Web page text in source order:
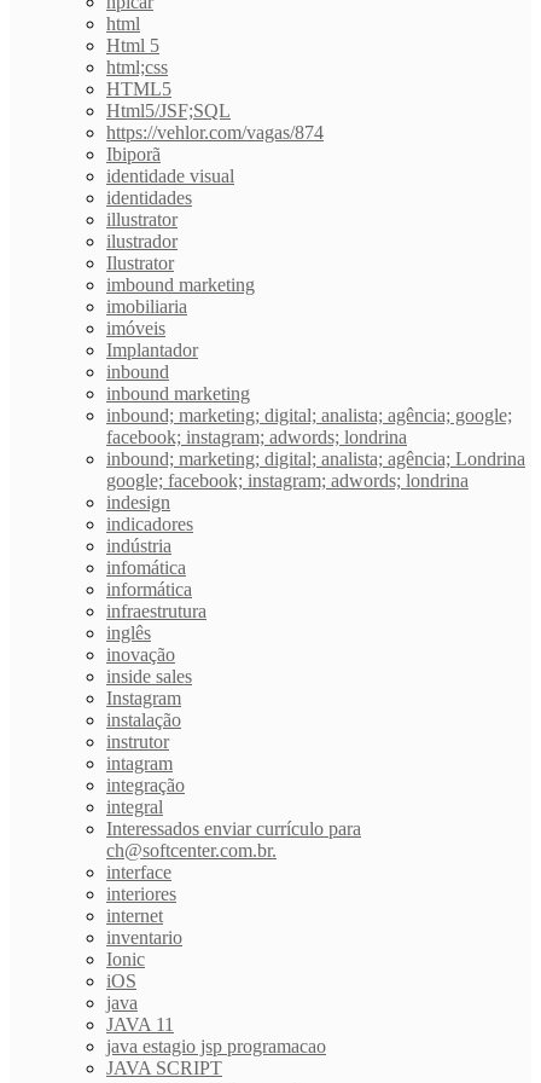
html
Html 5
html;css
HTML5
Html5/JSF;SQL
https://vehlor.com/vagas/874
Ibiporã
identidade visual
identidades
illustrator
ilustrador
Ilustrator
imbound marketing
imobiliaria
imóveis
Implantador
inbound
inbound marketing
inbound; marketing; digital; analista; agência; google;
facebook; instagram; adwords; londrina
inbound; marketing; digital; analista; agência; Londrina
google; facebook; instagram; adwords; londrina
indesign
indicadores
indústria
infomática
informática
infraestrutura
inglês
inovação
inside sales
Instagram
instalação
instrutor
intagram
integração
integral
Interessados enviar currículo para
ch@softcenter.com.br.
interface
interiores
internet
inventario
Ionic
iOS
java
JAVA 11
java estagio jsp programacao
JAVA SCRIPT